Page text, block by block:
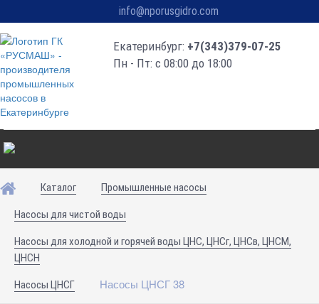
info@nporusgidro.com
Екатеринбург: +7(343)379-07-25
Пн - Пт: с 08:00 до 18:00
Каталог Промышленные насосы
Насосы для чистой воды
Насосы для холодной и горячей воды ЦНС, ЦНСг, ЦНСв, ЦНСМ,
ЦНСН
Насосы ЦНСГ Насосы ЦНСГ 38